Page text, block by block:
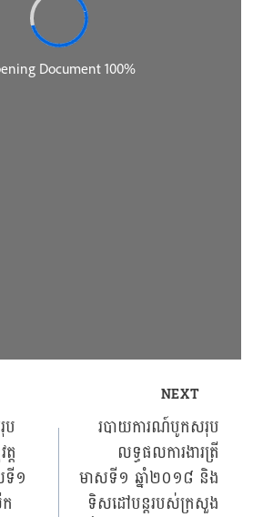
ត
ទី១
NEXT
របាយការណ៍បូកសរុប
លទ្ធផលការងារត្រី
មាសទី១ ឆ្នាំ២០១៨ និង
ទិសដៅបន្តរបស់ក្រសួង